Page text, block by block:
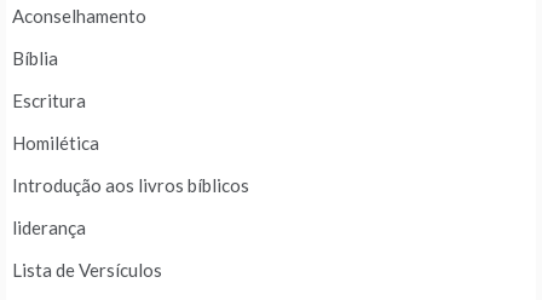
Aconselhamento
Bíblia
Escritura
Homilética
Introdução aos livros bíblicos
liderança
Lista de Versículos